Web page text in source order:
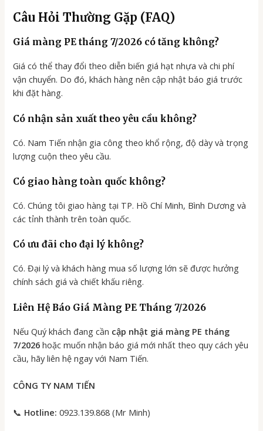
Câu Hỏi Thường Gặp (FAQ)
Giá màng PE tháng 7/2026 có tăng không?
Giá có thể thay đổi theo diễn biến giá hạt nhựa và chi phí
vận chuyển. Do đó, khách hàng nên cập nhật báo giá trước
khi đặt hàng.
Có nhận sản xuất theo yêu cầu không?
Có. Nam Tiến nhận gia công theo khổ rộng, độ dày và trọng
lượng cuộn theo yêu cầu.
Có giao hàng toàn quốc không?
Có. Chúng tôi giao hàng tại TP. Hồ Chí Minh, Bình Dương và
các tỉnh thành trên toàn quốc.
Có ưu đãi cho đại lý không?
Có. Đại lý và khách hàng mua số lượng lớn sẽ được hưởng
chính sách giá và chiết khấu riêng.
Liên Hệ Báo Giá Màng PE Tháng 7/2026
Nếu Quý khách đang cần cập nhật giá màng PE tháng
7/2026 hoặc muốn nhận báo giá mới nhất theo quy cách yêu
cầu, hãy liên hệ ngay với Nam Tiến.
CÔNG TY NAM TIẾN
📞 Hotline: 0923.139.868 (Mr Minh)